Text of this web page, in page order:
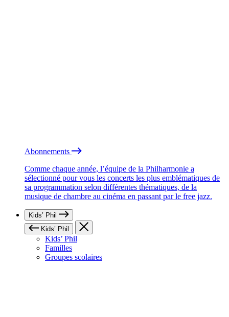
Abonnements
Comme chaque année, l’équipe de la Philharmonie a
sélectionné pour vous les concerts les plus emblématiques de
sa programmation selon différentes thématiques, de la
musique de chambre au cinéma en passant par le free jazz.
Kids’ Phil
Kids’ Phil
Kids’ Phil
Familles
Groupes scolaires